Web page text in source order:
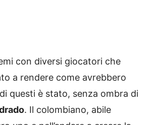
con diversi giocatori che
a rendere come avrebbero
questi è stato, senza ombra di
. Il colombiano, abile